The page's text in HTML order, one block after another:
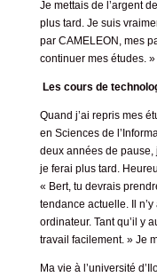
Je mettais de l’argent
plus tard. Je suis
par CAMELEON, mes
continuer mes études. »
Les cours de
Quand j’ai repris mes
en Sciences de
deux années de pause,
je ferai plus tard.
« Bert, tu devrais
tendance actuelle. Il
ordinateur. Tant qu’il y
travail facilement. » Je
Ma vie à l’université